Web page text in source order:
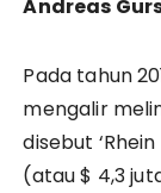
Andreas
Pada tahun
mengalir
disebut
(atau $ 4,3